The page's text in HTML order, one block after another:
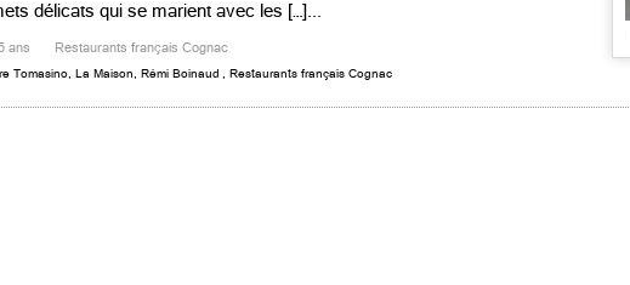
délicats qui se marient avec les […]...
ans Restaurants français Cognac
Tomasino La Maison Rémi Boinaud Restaurants français Cognac